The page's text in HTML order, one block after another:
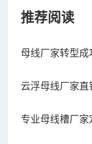
推荐阅读
母线厂家转型
云浮母线厂家直
专业母线槽厂家